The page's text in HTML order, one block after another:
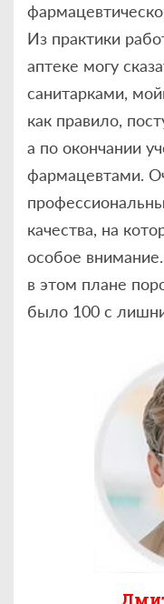
Из практики
аптеке могу
санитарками,
как правило,
а по окончании
фармацевтами.
качества, на
особое
в этом плане
было 100 с